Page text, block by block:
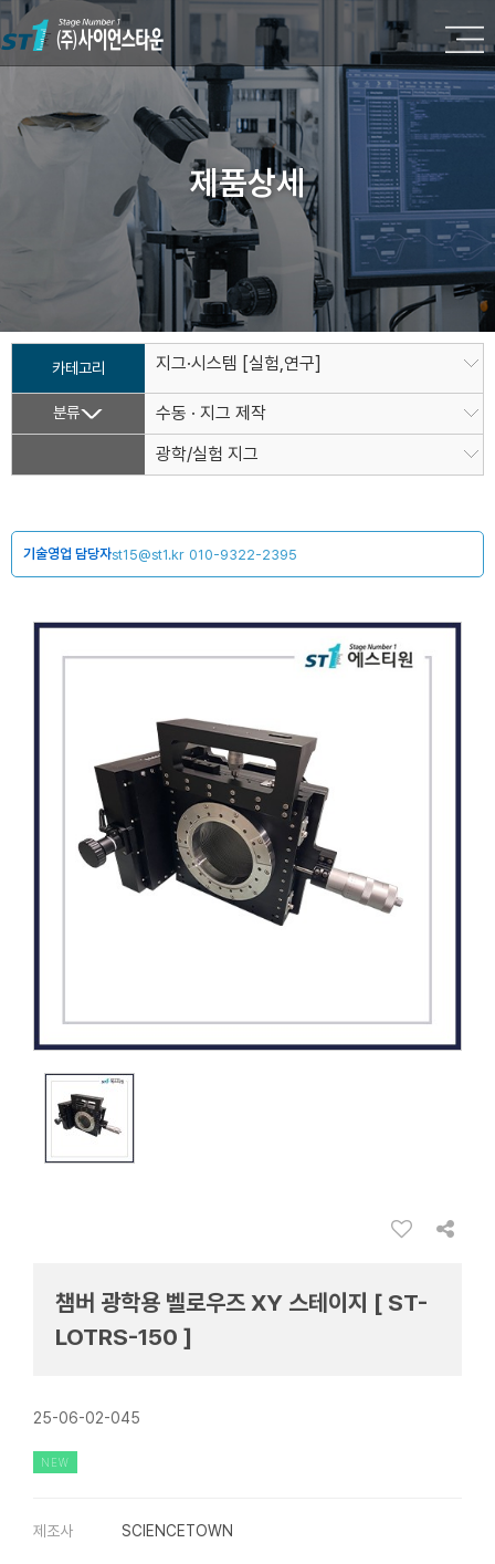
제품상세
카테고리 지그·시스템 [실험,연구]
분류
수동 · 지그 제작
광학/실험 지그
기술영업 담당자st15@st1.kr 010-9322-2395
챔버 광학용 벨로우즈 XY 스테이지 [ ST-
LOTRS-150 ]
25-06-02-045
NEW
제조사 SCIENCETOWN